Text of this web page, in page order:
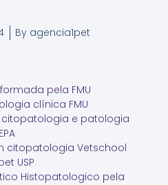
By agencia1pet
pela FMU
clínica FMU
e patologia
citopatologia Vetschool
USP
Histopatologico pela